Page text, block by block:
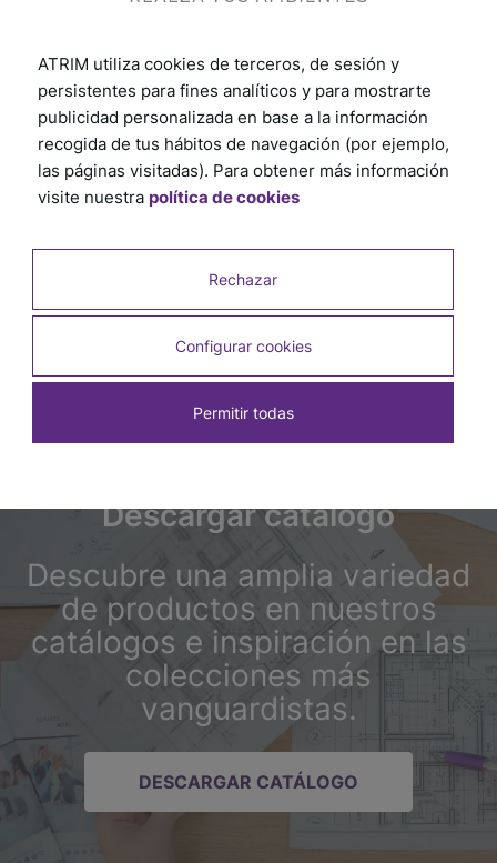
Epsilon Contramarco Soft 70mm X 15mm X
2,44m Visón Mate
Descargar catálogo
Descubre una amplia variedad
de productos en nuestros
catálogos e inspiración en las
colecciones más
vanguardistas.
DESCARGAR CATÁLOGO
ATRIM utiliza cookies de terceros, de sesión y
persistentes para fines analíticos y para mostrarte
publicidad personalizada en base a la información
recogida de tus hábitos de navegación (por ejemplo,
las páginas visitadas). Para obtener más información
visite nuestra política de cookies
Rechazar
Configurar cookies
Permitir todas